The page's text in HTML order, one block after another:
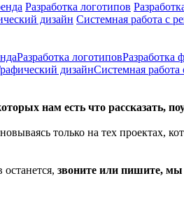
Разработка логотипов
дизайн Системная работа с
Разработка логотиповРазработка
дизайнСистемная работа
нам есть что рассказать,
только на тех проектах,
звоните или пишите,